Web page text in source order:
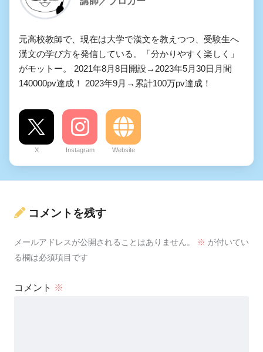
元高校教師で、現在は大学で漢文を教えつつ、受験生へ
漢文の学び方を発信している。「分かりやすく楽しく」
がモットー。 2021年8月8日開設→2023年5月30日月間
140000pv達成！ 2023年9月→累計100万pv達成！
X Instagram Website
コメントを残す
メールアドレスが公開されることはありません。 ※ が付いてい
る欄は必須項目です
コメント ※